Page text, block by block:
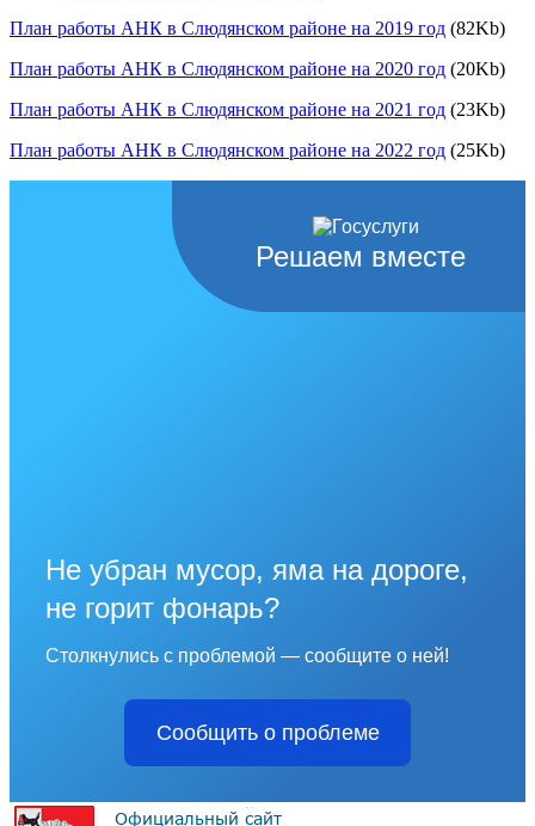
План работы АНК в Слюдянском районе на 2019 год (82Kb)
План работы АНК в Слюдянском районе на 2020 год (20Kb)
План работы АНК в Слюдянском районе на 2021 год (23Kb)
План работы АНК в Слюдянском районе на 2022 год (25Kb)
Решаем вместе
Не убран мусор, яма на дороге,
не горит фонарь?
Столкнулись с проблемой — сообщите о ней!
Сообщить о проблеме